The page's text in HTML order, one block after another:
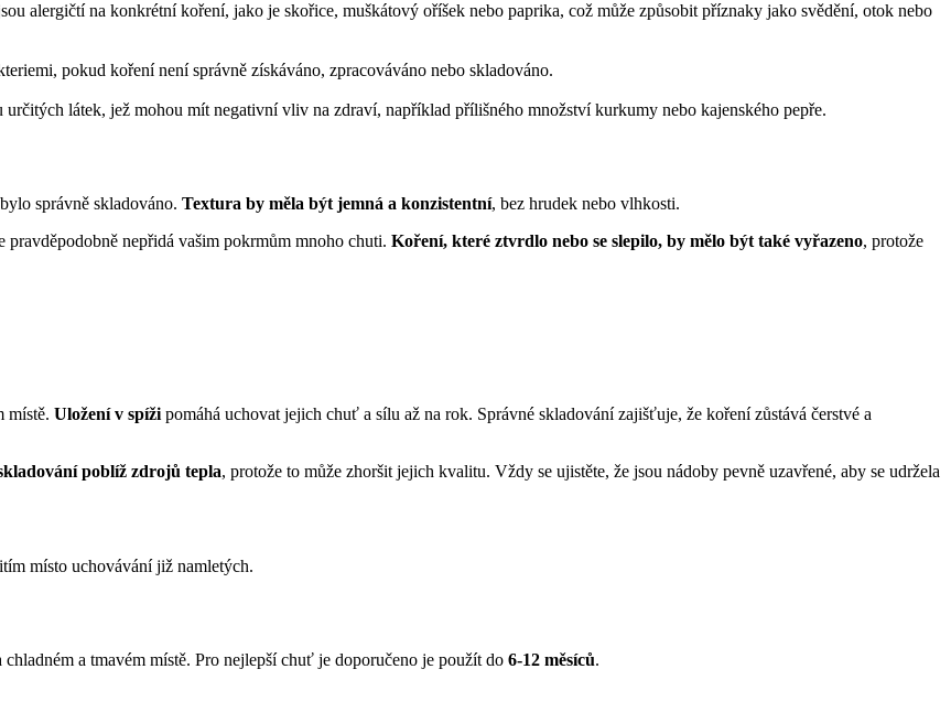
alergičtí na konkrétní koření, jako je skořice, muškátový oříšek nebo paprika, což může způsobit příznaky jako svědění, otok nebo
pokud koření není správně získáváno, zpracováváno nebo skladováno.
určitých látek, jež mohou mít negativní vliv na zdraví, například přílišného množství kurkumy nebo kajenského pepře.
správně skladováno. Textura by měla být jemná a konzistentní, bez hrudek nebo vlhkosti.
nepřidá vašim pokrmům mnoho chuti. Koření, které ztvrdlo nebo se slepilo, by mělo být také vyřazeno, protože
místě. Uložení v spíži pomáhá uchovat jejich chuť a sílu až na rok. Správné skladování zajišťuje, že koření zůstává čerstvé a
poblíž zdrojů tepla, protože to může zhoršit jejich kvalitu. Vždy se ujistěte, že jsou nádoby pevně uzavřené, aby se udržela
místo uchovávání již namletých.
a tmavém místě. Pro nejlepší chuť je doporučeno je použít do 6-12 měsíců.